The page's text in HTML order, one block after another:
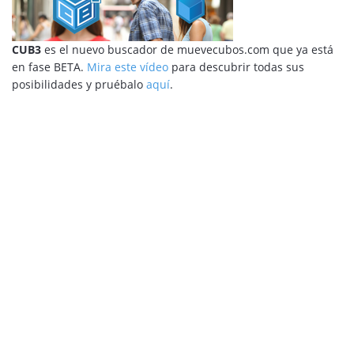
CUB3 es el nuevo buscador de muevecubos.com que ya está
en fase BETA. Mira este vídeo para descubrir todas sus
posibilidades y pruébalo aquí.